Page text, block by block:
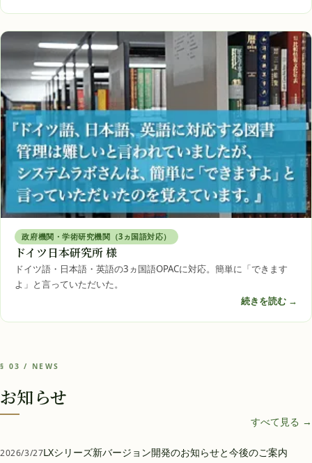
政府機関・学術研究機関（3ヵ国語対応）
ドイツ日本研究所 様
ドイツ語・日本語・英語の3ヵ国語OPACに対応。簡単に「できます
よ」と言っていただいた。
続きを読む →
§ 03 / NEWS
お知らせ
すべて見る →
2026/3/27LXシリーズ新バージョン開発のお知らせと今後のご案内